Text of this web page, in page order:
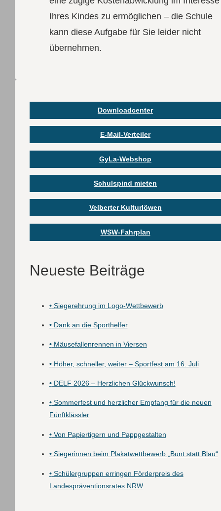
Ihres Kindes zu ermöglichen – die Schule
kann diese Aufgabe für Sie leider nicht
übernehmen.
Downloadcenter
E-Mail-Verteiler
GyLa-Webshop
Schulspind mieten
Velberter Kulturlöwen
WSW-Fahrplan
Neueste Beiträge
•Siegerehrung im Logo-Wettbewerb
•Dank an die Sporthelfer
•Mäusefallenrennen in Viersen
•Höher, schneller, weiter – Sportfest am 16. Juli
•DELF 2026 – Herzlichen Glückwunsch!
•Sommerfest und herzlicher Empfang für die neuen
Fünftklässler
•Von Papiertigern und Pappgestalten
•Siegerinnen beim Plakatwettbewerb „Bunt statt Blau“
•Schülergruppen erringen Förderpreis des
Landespräventionsrates NRW